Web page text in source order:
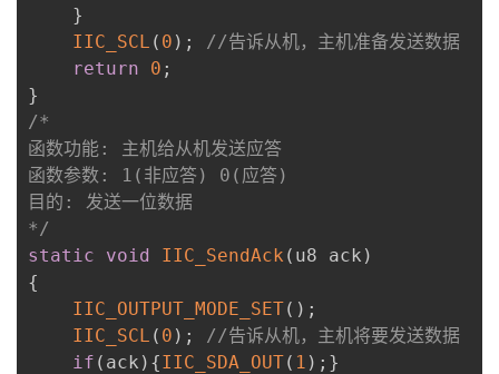
}
IIC_SCL ( 0 ) ;
//告诉从机，主机准备发送数据
return
0 ;
}
/*
函数功能: 主机给从机发送应答
函数参数: 1(非应答) 0(应答)
目的: 发送一位数据
*/
static
void IIC_SendAck ( u8 ack )
{
IIC_OUTPUT_MODE_SET( ) ;
IIC_SCL ( 0 ) ;
//告诉从机，主机将要发送数据
if ( ack ) {IIC_SDA_OUT( 1 ) ; }